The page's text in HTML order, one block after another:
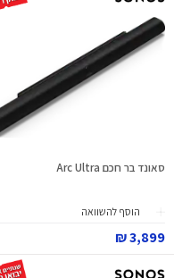
סאונד בר חכם Arc Ultra
הוסף להשוואה
3,899 ₪